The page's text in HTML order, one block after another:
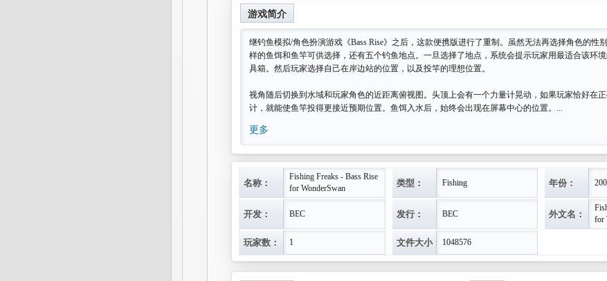
游戏简介
继钓鱼模拟/角色扮演游戏《Bass Rise》之后，这款便携版进行了重制。虽然无法再选择角色的性
样的鱼饵和鱼竿可供选择，还有五个钓鱼地点。一旦选择了地点，系统会提示玩家用最适合该环
具箱。然后玩家选择自己在岸边站的位置，以及投竿的理想位置。
视角随后切换到水域和玩家角色的近距离俯视图。头顶上会有一个力量计晃动，如果玩家恰好在
计，就能使鱼竿投得更接近预期位置。鱼饵入水后，始终会出现在屏幕中心的位置。...
更多
名称：
Fishing Freaks - Bass Rise
for WonderSwan
类型： Fishing 年份：
开发： BEC 发行： BEC 外文名：
for
玩家数： 1 文件大小： 1048576